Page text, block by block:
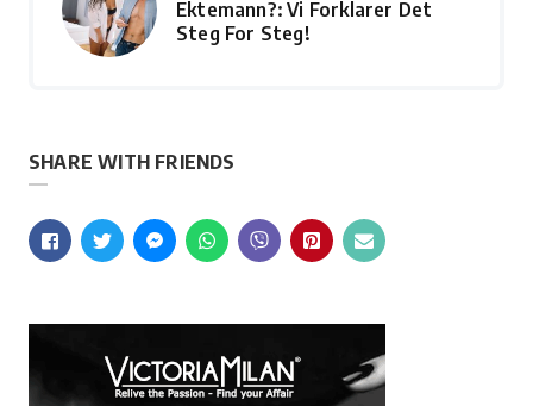
Ektemann?: Vi Forklarer Det
Steg For Steg!
SHARE WITH FRIENDS